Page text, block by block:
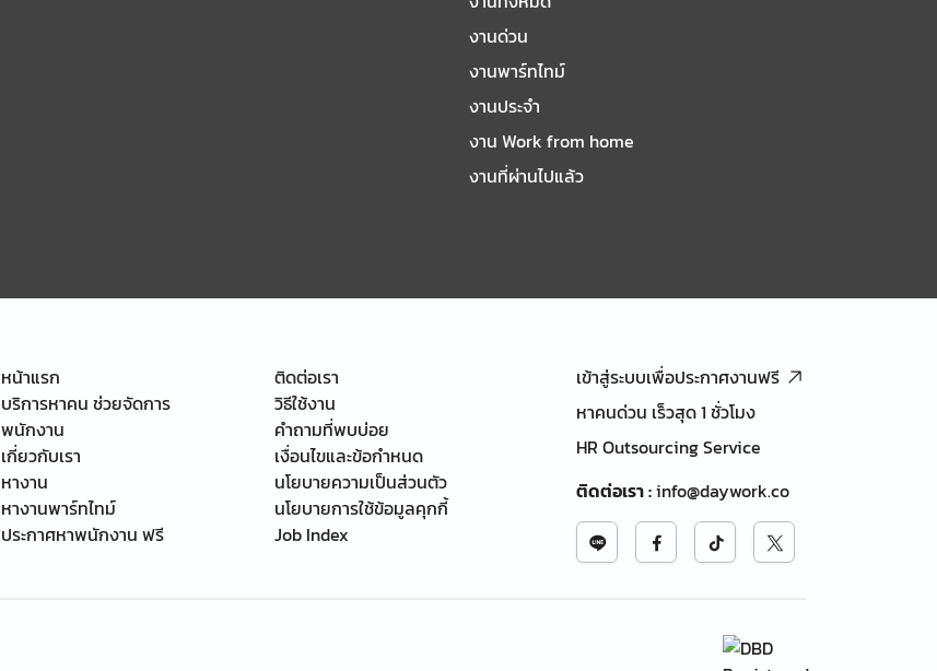
งานด่วน
งานพาร์ทไทม์
งานประจำ
งาน Work from home
งานที่ผ่านไปแล้ว
หน้าแรก
บริการหาคน ช่วยจัดการ
พนักงาน
เกี่ยวกับเรา
หางาน
หางานพาร์ทไทม์
ประกาศหาพนักงาน ฟรี
ติดต่อเรา
วิธีใช้งาน
คำถามที่พบบ่อย
เงื่อนไขและข้อกำหนด
นโยบายความเป็นส่วนตัว
นโยบายการใช้ข้อมูลคุกกี้
Job Index
เข้าสู่ระบบเพื่อประกาศงานฟรี
หาคนด่วน เร็วสุด 1 ชั่วโมง
HR Outsourcing Service
ติดต่อเรา:info@daywork.co